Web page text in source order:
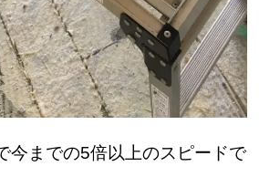
今までの5倍以上のスピードで